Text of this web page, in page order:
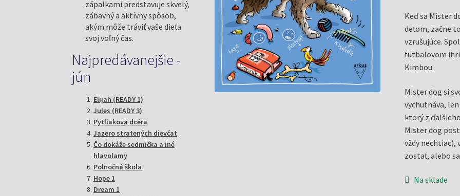
Keď sa Mister
deťom, začne
vzrušujúce.
futbalovom
Kimbou.
Mister dog si
vychutnáva,
ktorý z
Mister dog
vždy nechtiac),
zostať, alebo
Na sklade
zápalkami predstavuje skvelý,
zábavný a aktívny spôsob,
akým môže tráviť vaše dieťa
svoj voľný čas.
Najpredávanejšie -
jún
Elijah (READY 1)
Jules (READY 3)
Pytliakova dcéra
Jazero stratených dievčat
Čo dokáže sedmička a iné
hlavolamy
Polnočná škola
Hope 1
Dream 1